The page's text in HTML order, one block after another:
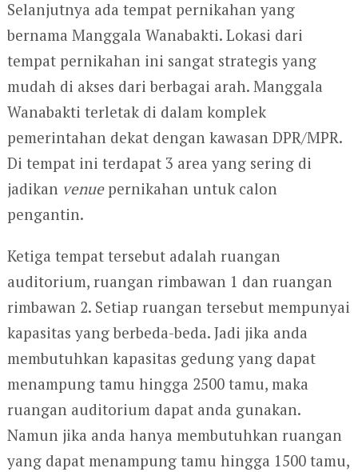
Selanjutnya ada tempat pernikahan yang
bernama Manggala Wanabakti. Lokasi dari
tempat pernikahan ini sangat strategis yang
mudah di akses dari berbagai arah. Manggala
Wanabakti terletak di dalam komplek
pemerintahan dekat dengan kawasan DPR/MPR.
Di tempat ini terdapat 3 area yang sering di
jadikan venuepernikahan untuk calon
pengantin.
Ketiga tempat tersebut adalah ruangan
auditorium, ruangan rimbawan 1 dan ruangan
rimbawan 2. Setiap ruangan tersebut mempunyai
kapasitas yang berbeda-beda. Jadi jika anda
membutuhkan kapasitas gedung yang dapat
menampung tamu hingga 2500 tamu, maka
ruangan auditorium dapat anda gunakan.
Namun jika anda hanya membutuhkan ruangan
yang dapat menampung tamu hingga 1500 tamu,